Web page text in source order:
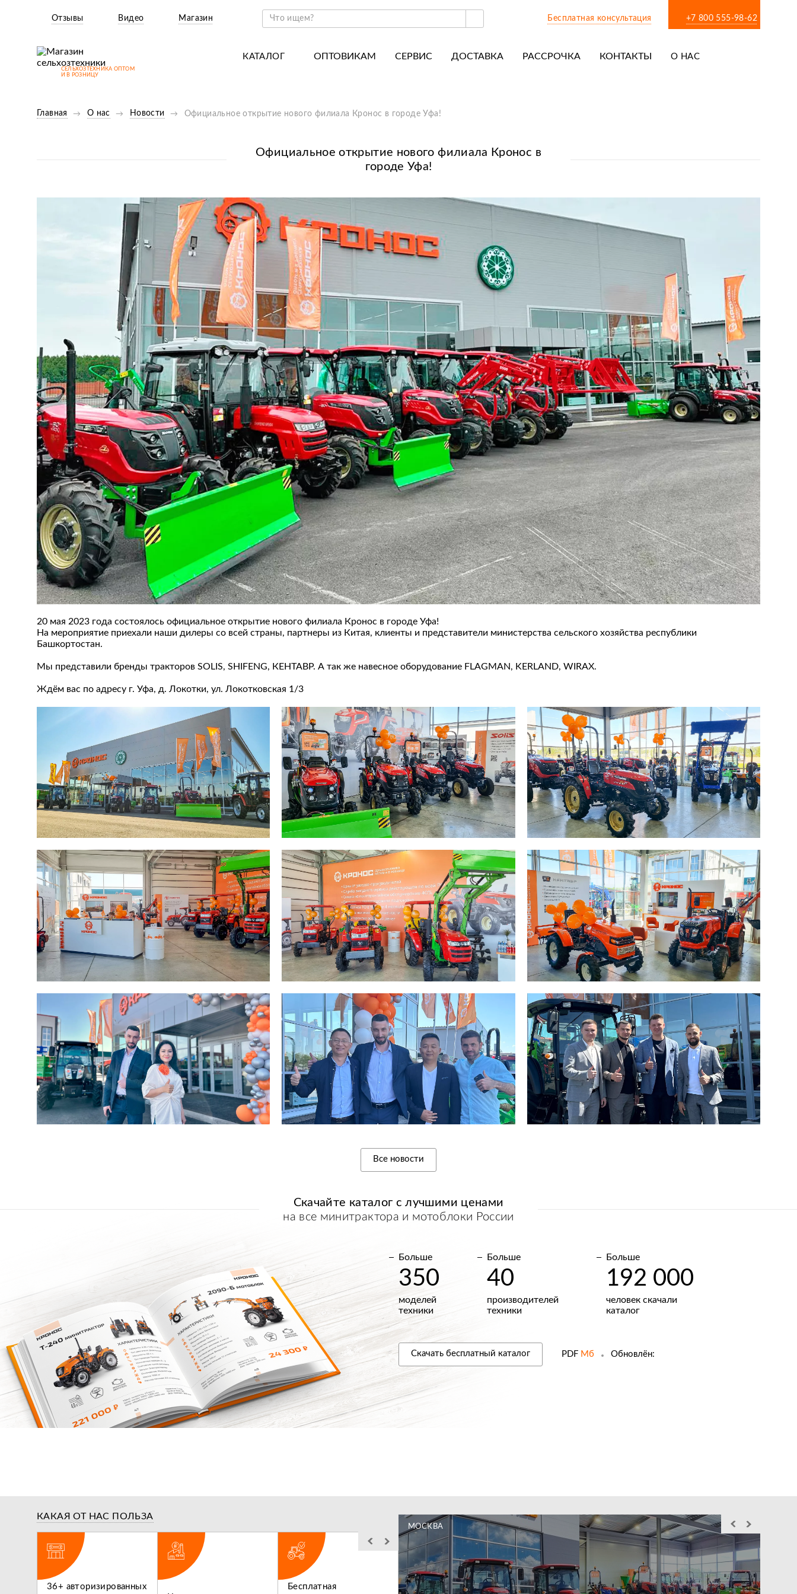
Отзывы Видео Магазин Бесплатная консультация +7 800 555-98-62
СЕЛЬХОЗТЕХНИКА ОПТОМ
И В РОЗНИЦУ
КАТАЛОГ
Навесное оборудование для тракторов
Запчасти
ОПТОВИКАМ СЕРВИС ДОСТАВКА РАССРОЧКА КОНТАКТЫ
О НАС
История
Новости
Отзывы
Вакансии
Гарантия лучшей цены
Главная О нас Новости Официальное открытие нового филиала Кронос в городе Уфа!
Официальное открытие нового филиала Кронос в
городе Уфа!
20 мая 2023 года состоялось официальное открытие нового филиала Кронос в городе Уфа!
На мероприятие приехали наши дилеры со всей страны, партнеры из Китая, клиенты и представители министерства сельского хозяйства республики
Башкортостан.
Мы представили бренды тракторов SOLIS, SHIFENG, КЕНТАВР. А так же навесное оборудование FLAGMAN, KERLAND, WIRAX.
Ждём вас по адресу г. Уфа, д. Локотки, ул. Локотковская 1/3
Все новости
Скачайте каталог случшими ценами
на все минитрактора и мотоблоки России
Больше
350
моделей
техники
Больше
40
производителей
техники
Больше
192 000
человек скачали
каталог
Скачать бесплатный каталог PDF Мб Обновлён:
КАКАЯ ОТ НАС ПОЛЬЗА
36+ авторизированных
Бесплатная
Льготное
Служба выездного
МОСКВА